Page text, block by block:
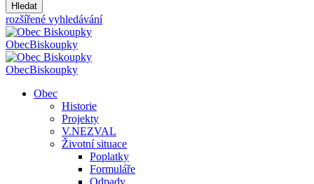
Hledat
rozšířené vyhledávání
ObecBiskoupky
ObecBiskoupky
Obec
Historie
Projekty
V.NEZVAL
Životní situace
Poplatky
Formuláře
Odpady